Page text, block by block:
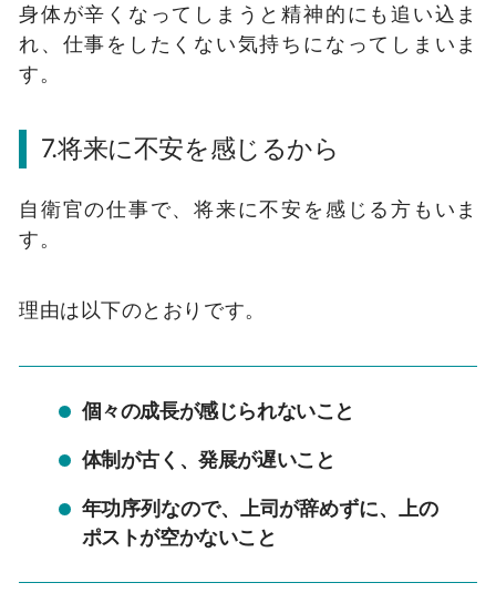
身体が辛くなってしまうと精神的にも追い込ま
れ、仕事をしたくない気持ちになってしまいま
す。
7.将来に不安を感じるから
自衛官の仕事で、将来に不安を感じる方もいま
す。
理由は以下のとおりです。
個々の成長が感じられないこと
体制が古く、発展が遅いこと
年功序列なので、上司が辞めずに、上の
ポストが空かないこと